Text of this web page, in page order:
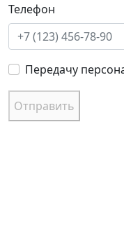
Телефон
Передачу
Отправить